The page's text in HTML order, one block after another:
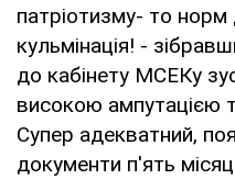
патріотизму- то
кульмінація! -
до кабінету МСЕКу
високою ампутацією
Супер адекватний,
документи п'ять